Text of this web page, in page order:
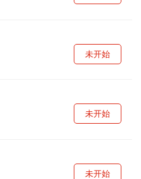
未开始
未开始
未开始